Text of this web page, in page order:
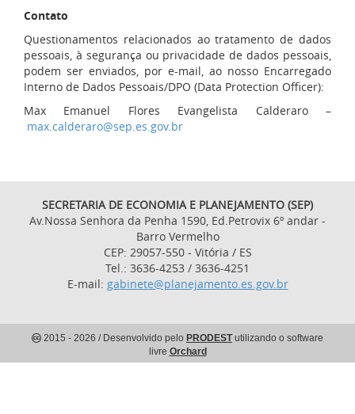
Contato
Questionamentos relacionados ao tratamento de dados
pessoais, à segurança ou privacidade de dados pessoais,
podem ser enviados, por e-mail, ao nosso Encarregado
Interno de Dados Pessoais/DPO (Data Protection Officer):
Max Emanuel Flores Evangelista Calderaro –
max.calderaro@sep.es.gov.br
SECRETARIA DE ECONOMIA E PLANEJAMENTO (SEP)
Av.Nossa Senhora da Penha 1590, Ed.Petrovix 6º andar -
Barro Vermelho
CEP: 29057-550 - Vitória / ES
Tel.: 3636-4253 / 3636-4251
E-mail: gabinete@planejamento.es.gov.br
2015 - 2026 / Desenvolvido pelo PRODESTutilizando o software
livre Orchard